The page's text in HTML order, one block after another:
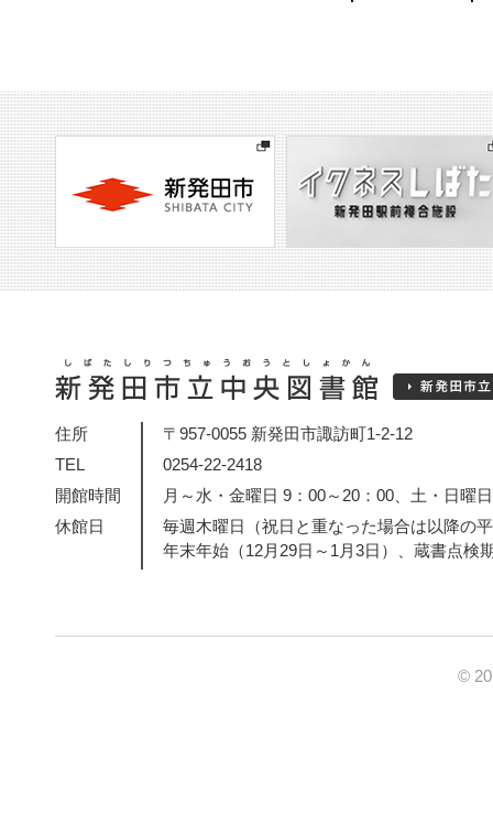
住所
〒957-0055 新発田市諏訪町1-2-12
TEL
0254-22-2418
開館時間
月～水・金曜日 9：00～20：00、土・日曜
休館日
毎週木曜日（祝日と重なった場合は以降の
年末年始（12月29日～1月3日）、蔵書点検
©